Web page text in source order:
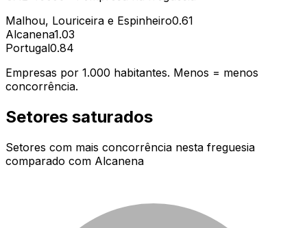
Malhou, Louriceira e Espinheiro0.61
Alcanena1.03
Portugal0.84
Empresas por 1.000 habitantes. Menos = menos
concorrência.
Setores saturados
Setores com mais concorrência nesta freguesia
comparado com Alcanena